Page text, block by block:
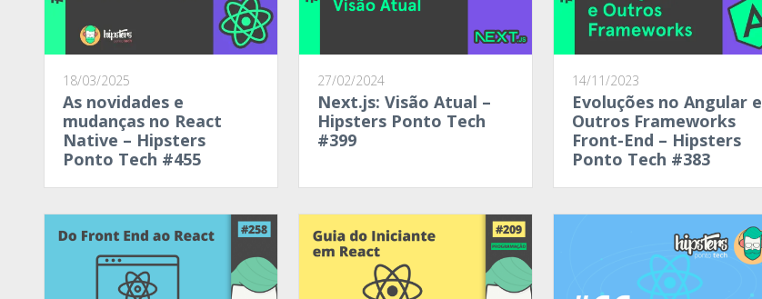
18/03/2025
As novidades e
mudanças no React
Native – Hipsters
Ponto Tech #455
27/02/2024
Next.js: Visão Atual –
Hipsters Ponto Tech
#399
14/11/2023
Evoluções no Angular e
Outros Frameworks
Front-End – Hipsters
Ponto Tech #383